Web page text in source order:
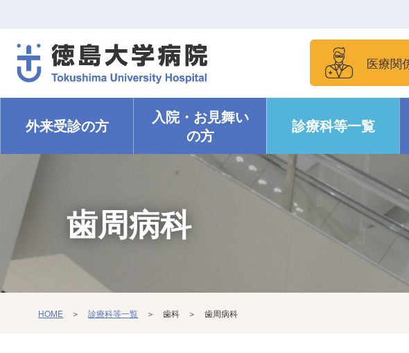
医療関
外来受診の方 入院・ お見舞い
の方
診療科等一覧
歯周病科
HOME ＞診療科等一覧 ＞ 歯科 ＞ 歯周病科